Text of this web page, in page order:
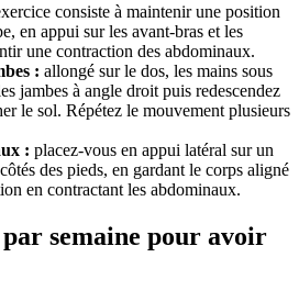
consiste à maintenir une position
en appui sur les avant-bras et les
une contraction des abdominaux.
: allongé sur le dos, les mains sous
jambes à angle droit puis redescendez
le sol. Répétez le mouvement plusieurs
: placez-vous en appui latéral sur un
des pieds, en gardant le corps aligné
en contractant les abdominaux.
semaine pour avoir